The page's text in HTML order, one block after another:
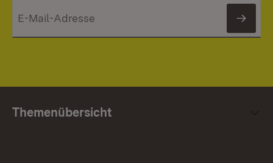
Themenübersicht